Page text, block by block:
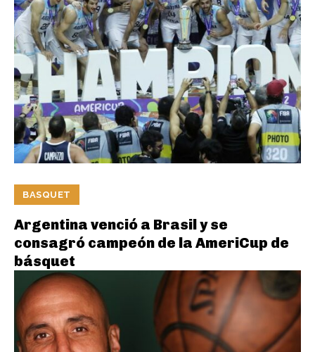
BASQUET
Argentina venció a Brasil y se
consagró campeón de la AmeriCup de
básquet